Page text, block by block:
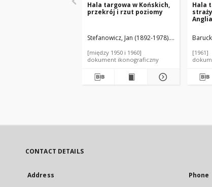
Hala targowa w Końskich,
przekrój i rzut poziomy
Stefanowicz, Jan (1892-1978). Autor
[między 1950 i 1960]
dokument ikonograficzny
Hala
[1961]
CONTACT DETAILS
Address Phone